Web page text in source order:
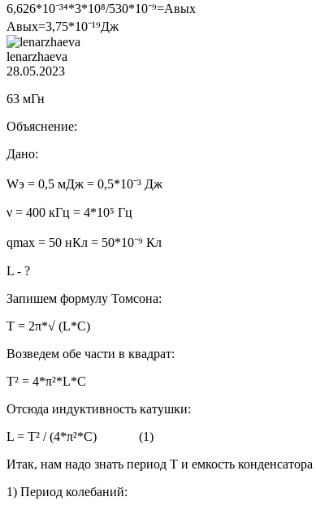
6,626*10⁻³⁴*3*10⁸/530*10⁻⁹=Авых
Авых=3,75*10⁻¹⁹Дж
lenarzhaeva
28.05.2023
63 мГн
Объяснение:
Дано:
Wэ = 0,5 мДж = 0,5*10⁻³ Дж
ν = 400 кГц = 4*10⁵ Гц
qmax = 50 нКл = 50*10⁻⁹ Кл
L - ?
Запишем формулу Томсона:
T = 2π*√ (L*C)
Возведем обе части в квадрат:
T² = 4*π²*L*C
Отсюда индуктивность катушки:
L = T² / (4*π²*C) (1)
Итак, нам надо знать период T и емкость
1) Период колебаний: